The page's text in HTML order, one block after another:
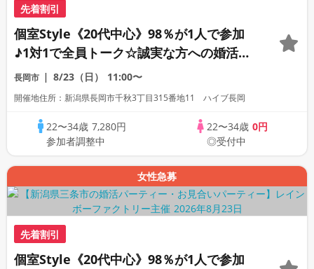
先着割引
個室Style《20代中心》98％が1人で参加
♪1対1で全員トーク☆誠実な方への婚活パ
ーティー
長岡市 8/23（日） 11:00〜
開催地住所：新潟県長岡市千秋3丁目315番地11 ハイブ長岡
22〜34歳 7,280円
参加者調整中
22〜34歳 0円
◎受付中
女性急募
先着割引
個室Style《20代中心》98％が1人で参加